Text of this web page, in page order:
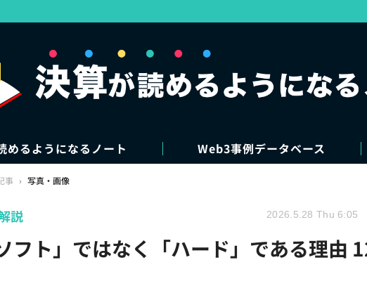
めるようになるノート Web3事例データベース
事 › 写真・画像
フト」ではなく「ハード」である理由
説 2026.5.28 Thu 6:05